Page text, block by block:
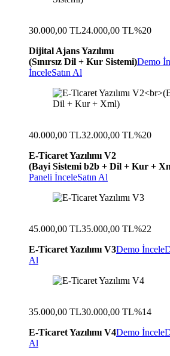
30.000,00 TL24.000,00 TL%20
Dijital Ajans Yazılımı
(Sınırsız Dil + Kur Sistemi)Demo
İnceleSatın Al
40.000,00 TL32.000,00 TL%20
E-Ticaret Yazılımı V2
(Bayi Sistemi b2b + Dil + Kur +
Paneli İnceleSatın Al
45.000,00 TL35.000,00 TL%22
E-Ticaret Yazılımı V3Demo İncele
Al
35.000,00 TL30.000,00 TL%14
E-Ticaret Yazılımı V4Demo İncele
Al